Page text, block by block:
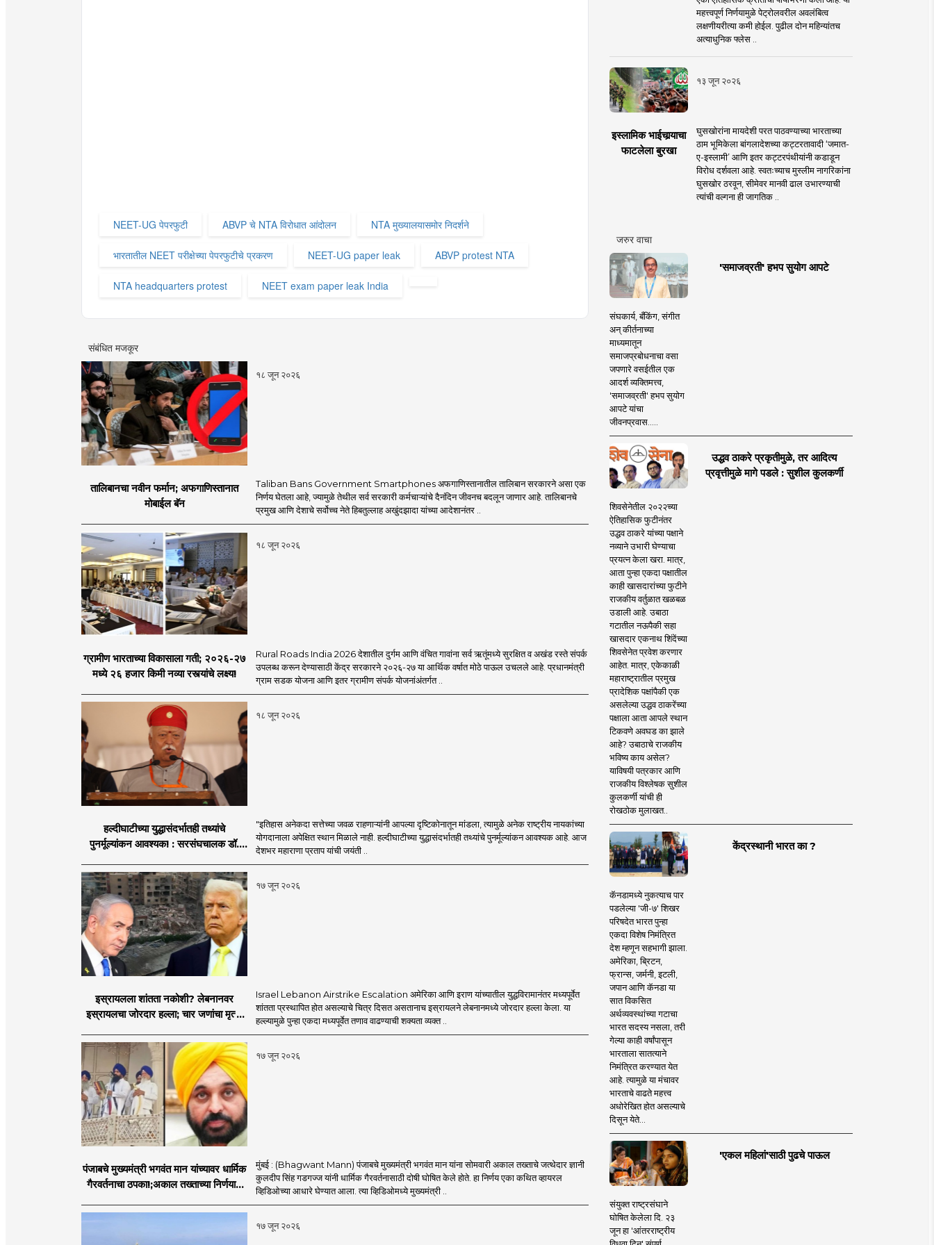
NEET-UG पेपरफुटी ABVP चे NTA विरोधात आंदोलन NTA मुख्यालयासमोर निदर्शने
भारतातील NEET परीक्षेच्या पेपरफुटीचे प्रकरण NEET-UG paper leak ABVP protest NTA
NTA headquarters protest NEET exam paper leak India
संबंधित मजकूर
१८ जून २०२६
तालिबानचा नवीन फर्मान; अफगाणिस्तानात
मोबाईल बॅन
Taliban Bans Government Smartphones अफगाणिस्तानातील तालिबान सरकारने असा एक
निर्णय घेतला आहे, ज्यामुळे तेथील सर्व सरकारी कर्मचाऱ्यांचे दैनंदिन जीवनच बदलून जाणार आहे. तालिबानचे
प्रमुख आणि देशाचे सर्वोच्च नेते हिबतुल्लाह अखुंदझादा यांच्या आदेशानंतर ..
१८ जून २०२६
ग्रामीण भारताच्या विकासाला गती; २०२६-२७
मध्ये २६ हजार किमी नव्या रस्त्यांचे लक्ष्य!
Rural Roads India 2026 देशातील दुर्गम आणि वंचित गावांना सर्व ऋतूंमध्ये सुरक्षित व अखंड रस्ते संपर्क
उपलब्ध करून देण्यासाठी केंद्र सरकारने २०२६-२७ या आर्थिक वर्षात मोठे पाऊल उचलले आहे. प्रधानमंत्री
ग्राम सडक योजना आणि इतर ग्रामीण संपर्क योजनांअंतर्गत ..
१८ जून २०२६
हल्दीघाटीच्या युद्धासंदर्भातही तथ्यांचे
पुनर्मूल्यांकन आवश्यक! : सरसंघचालक डॉ.
"इतिहास अनेकदा सत्तेच्या जवळ राहणाऱ्यांनी आपल्या दृष्टिकोनातून मांडला, त्यामुळे अनेक राष्ट्रीय नायकांच्या
योगदानाला अपेक्षित स्थान मिळाले नाही. हल्दीघाटीच्या युद्धासंदर्भातही तथ्यांचे पुनर्मूल्यांकन आवश्यक आहे. आज
देशभर महाराणा प्रताप यांची जयंती ..
१७ जून २०२६
इस्रायलला शांतता नकोशी? लेबनानवर
इस्रायलचा जोरदार हल्ला; चार जणांचा मृत्यू,
Israel Lebanon Airstrike Escalation अमेरिका आणि इराण यांच्यातील युद्धविरामानंतर मध्यपूर्वेत
शांतता प्रस्थापित होत असल्याचे चित्र दिसत असतानाच इस्रायलने लेबनानमध्ये जोरदार हल्ला केला. या
हल्ल्यामुळे पुन्हा एकदा मध्यपूर्वेत तणाव वाढण्याची शक्यता व्यक्त ..
१७ जून २०२६
पंजाबचे मुख्यमंत्री भगवंत मान यांच्यावर धार्मिक
गैरवर्तनाचा ठपका!;अकाल तख्ताच्या निर्णयाने
मुंबई : (Bhagwant Mann) पंजाबचे मुख्यमंत्री भगवंत मान यांना सोमवारी अकाल तख्ताचे जत्थेदार ज्ञानी
कुलदीप सिंह गडगज्ज यांनी धार्मिक गैरवर्तनासाठी दोषी घोषित केले होते. हा निर्णय एका कथित व्हायरल
व्हिडिओच्या आधारे घेण्यात आला. त्या व्हिडिओमध्ये मुख्यमंत्री ..
१७ जून २०२६
महत्त्वपूर्ण निर्णयामुळे पेट्रोलवरील अवलंबित्व
लक्षणीयरीत्या कमी होईल. पुढील दोन महिन्यांतच
अत्याधुनिक फ्लेस ..
१३ जून २०२६
इस्लामिक भाईचार्‍याचा
फाटलेला बुरखा
घुसखोरांना मायदेशी परत पाठवण्याच्या भारताच्या
ठाम भूमिकेला बांगलादेशच्या कट्टरतावादी ‘जमात-
ए-इस्लामी’ आणि इतर कट्टरपंथीयांनी कडाडून
विरोध दर्शवला आहे. स्वतःच्याच मुस्लीम नागरिकांना
घुसखोर ठरवून, सीमेवर मानवी ढाल उभारण्याची
त्यांची वल्गना ही जागतिक ..
जरुर वाचा
'समाजव्रती' हभप सुयोग आपटे
संघकार्य, बँकिंग, संगीत
अन् कीर्तनाच्या
माध्यमातून
समाजप्रबोधनाचा वसा
जपणारे वसईतील एक
आदर्श व्यक्तिमत्त्व,
'समाजव्रती' हभप सुयोग
आपटे यांचा
जीवनप्रवास.....
उद्धव ठाकरे प्रकृतीमुळे, तर आदित्य
प्रवृत्तीमुळे मागे पडले : सुशील कुलकर्णी
शिवसेनेतील २०२२च्या
ऐतिहासिक फुटीनंतर
उद्धव ठाकरे यांच्या पक्षाने
नव्याने उभारी घेण्याचा
प्रयत्न केला खरा. मात्र,
आता पुन्हा एकदा पक्षातील
काही खासदारांच्या फुटीने
राजकीय वर्तुळात खळबळ
उडाली आहे. उबाठा
गटातील नऊपैकी सहा
खासदार एकनाथ शिंदेंच्या
शिवसेनेत प्रवेश करणार
आहेत. मात्र, एकेकाळी
महाराष्ट्रातील प्रमुख
प्रादेशिक पक्षांपैकी एक
असलेल्या उद्धव ठाकरेंच्या
पक्षाला आता आपले स्थान
टिकवणे अवघड का झाले
आहे? उबाठाचे राजकीय
भविष्य काय असेल?
याविषयी पत्रकार आणि
राजकीय विश्लेषक सुशील
कुलकर्णी यांची ही
रोखठोक मुलाखत..
केंद्रस्थानी भारत का ?
कॅनडामध्ये नुकत्याच पार
पडलेल्या 'जी-७' शिखर
परिषदेत भारत पुन्हा
एकदा विशेष निमंत्रित
देश म्हणून सहभागी झाला.
अमेरिका, ब्रिटन,
फ्रान्स, जर्मनी, इटली,
जपान आणि कॅनडा या
सात विकसित
अर्थव्यवस्थांच्या गटाचा
भारत सदस्य नसला, तरी
गेल्या काही वर्षांपासून
भारताला सातत्याने
निमंत्रित करण्यात येत
आहे. त्यामुळे या मंचावर
भारताचे वाढते महत्त्व
अधोरेखित होत असल्याचे
दिसून येते...
'एकल महिलां'साठी पुढचे पाऊल
संयुक्त राष्ट्रसंघाने
घोषित केलेला दि. २३
जून हा 'आंतरराष्ट्रीय